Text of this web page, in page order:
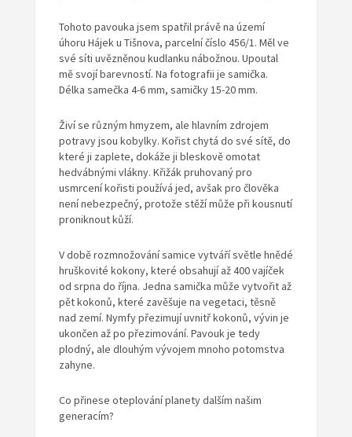
Tohoto pavouka jsem spatřil právě na území
úhoru Hájek u Tišnova, parcelní číslo 456/1. Měl ve
své síti uvězněnou kudlanku nábožnou. Upoutal
mě svojí barevností. Na fotografii je samička.
Délka samečka 4-6 mm, samičky 15-20 mm.
Živí se různým hmyzem, ale hlavním zdrojem
potravy jsou kobylky. Kořist chytá do své sítě, do
které ji zaplete, dokáže ji bleskově omotat
hedvábnými vlákny. Křižák pruhovaný pro
usmrcení kořisti používá jed, avšak pro člověka
není nebezpečný, protože stěží může při kousnutí
proniknout kůží.
V době rozmnožování samice vytváří světle hnědé
hruškovité kokony, které obsahují až 400 vajíček
od srpna do října. Jedna samička může vytvořit až
pět kokonů, které zavěšuje na vegetaci, těsně
nad zemí. Nymfy přezimují uvnitř kokonů, vývin je
ukončen až po přezimování. Pavouk je tedy
plodný, ale dlouhým vývojem mnoho potomstva
zahyne.
Co přinese oteplování planety dalším našim
generacím?